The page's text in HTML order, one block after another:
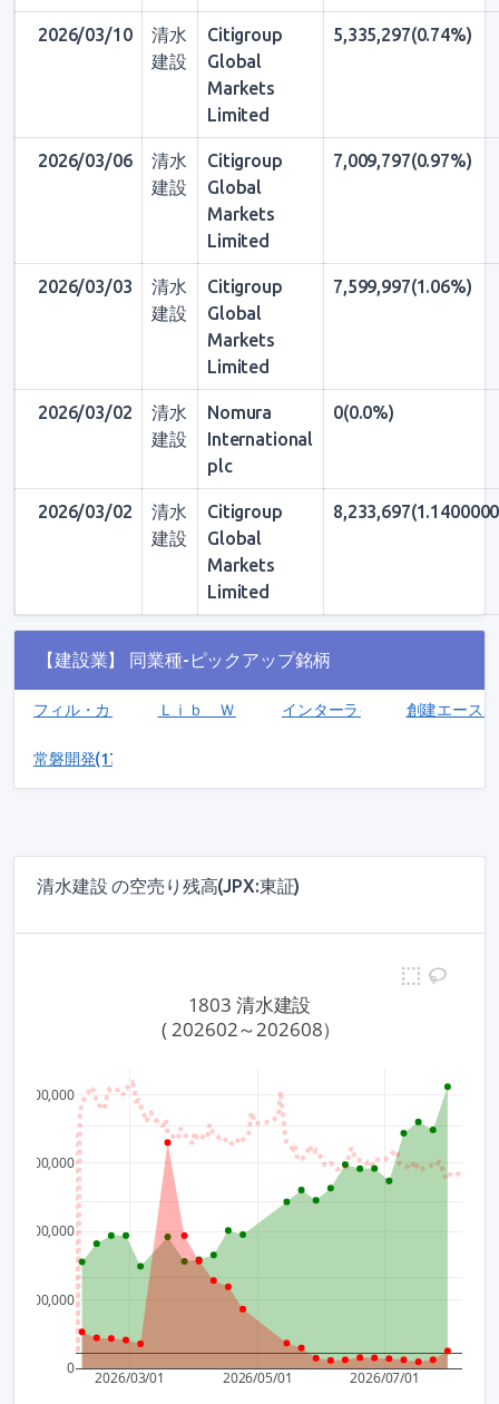
2026/03/10
清水
建設
Citigroup
Global
Markets
Limited
5,335,297(0.74%)
2026/03/06
清水
建設
Citigroup
Global
Markets
Limited
7,009,797(0.97%)
2026/03/03
清水
建設
Citigroup
Global
Markets
Limited
7,599,997(1.06%)
2026/03/02
清水
建設
Nomura
International
plc
0(0.0%)
2026/03/02
清水
建設
Citigroup
Global
Markets
Limited
【建設業】 同業種-ピックアップ銘柄
フィル・カンパニー(3267)Ｌｉｂ Ｗｏｒｋ(1431)インターライフホールディン
創建エース
常磐開発(1782)
清水建設 の空売り残高(JPX:東証)
2026/03/01 2026/05/01 2026/07/01
0
500,000
1,000,000
1,500,000
2,000,000
1803 清水建設
( 202602～202608）